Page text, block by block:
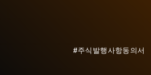
#주식발행사항동의서